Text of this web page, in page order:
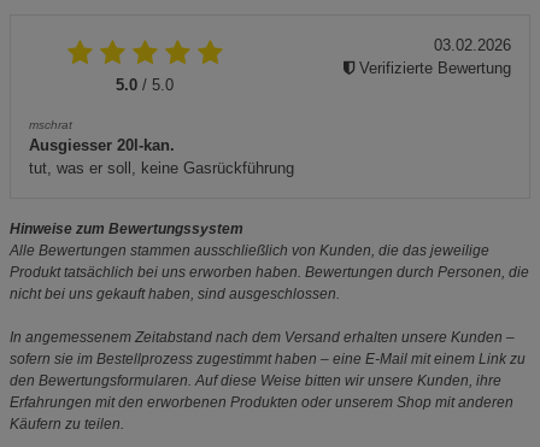
5.0 / 5.0
mschrat
Ausgiesser 20l-kan.
tut, was er soll, keine Gasrückführung
03.02.2026
Verifizierte Bewertung
Hinweise zum Bewertungssystem
Alle Bewertungen stammen ausschließlich von Kunden, die das jeweilige
Produkt tatsächlich bei uns erworben haben. Bewertungen durch Personen, die
nicht bei uns gekauft haben, sind ausgeschlossen.
In angemessenem Zeitabstand nach dem Versand erhalten unsere Kunden –
sofern sie im Bestellprozess zugestimmt haben – eine E-Mail mit einem Link zu
den Bewertungsformularen. Auf diese Weise bitten wir unsere Kunden, ihre
Erfahrungen mit den erworbenen Produkten oder unserem Shop mit anderen
Käufern zu teilen.